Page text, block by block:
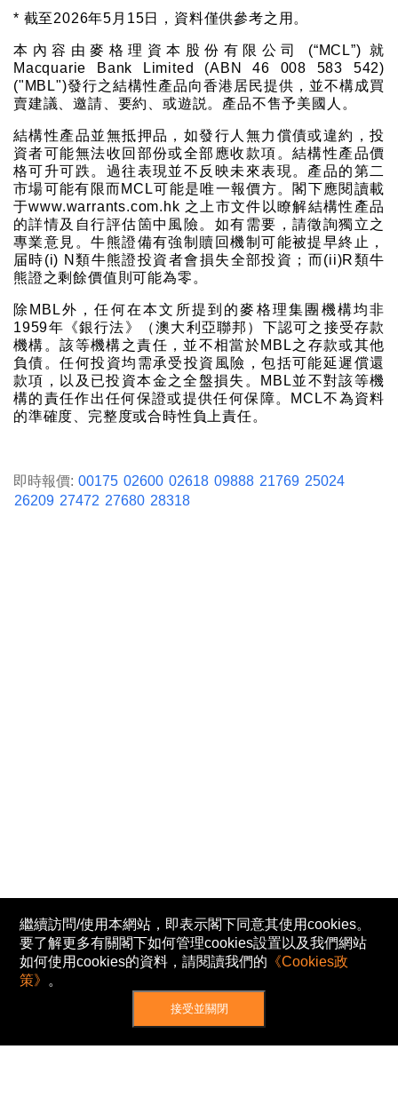
* 截至2026年5月15日，資料僅供參考之用。
本內容由麥格理資本股份有限公司 (“MCL”) 就
Macquarie Bank Limited (ABN 46 008 583 542)
("MBL")發行之結構性產品向香港居民提供，並不構成買
賣建議、邀請、要約、或遊説。產品不售予美國人。
結構性產品並無抵押品，如發行人無力償債或違約，投
資者可能無法收回部份或全部應收款項。結構性產品價
格可升可跌。過往表現並不反映未來表現。產品的第二
市場可能有限而MCL可能是唯一報價方。閣下應閱讀載
于www.warrants.com.hk 之上市文件以瞭解結構性產品
的詳情及自行評估箇中風險。如有需要，請徵詢獨立之
專業意見。牛熊證備有強制贖回機制可能被提早終止，
届時(i) N類牛熊證投資者會損失全部投資；而(ii)R類牛
熊證之剩餘價值則可能為零。
除MBL外，任何在本文所提到的麥格理集團機構均非
1959年《銀行法》（澳大利亞聯邦）下認可之接受存款
機構。該等機構之責任，並不相當於MBL之存款或其他
負債。任何投資均需承受投資風險，包括可能延遲償還
款項，以及已投資本金之全盤損失。MBL並不對該等機
構的責任作出任何保證或提供任何保障。MCL不為資料
的準確度、完整度或合時性負上責任。
即時報價: 00175 02600 02618 09888 21769 25024
26209 27472 27680 28318
繼續訪問/使用本網站，即表示閣下同意其使用cookies。
要了解更多有關閣下如何管理cookies設置以及我們網站
如何使用cookies的資料，請閱讀我們的 《Cookies政
策》 。
接受並關閉